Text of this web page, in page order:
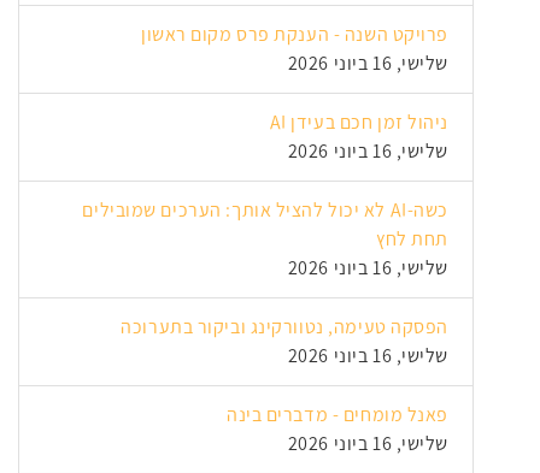
פרויקט השנה - הענקת פרס מקום ראשון
שלישי, 16 ביוני 2026
ניהול זמן חכם בעידן AI
שלישי, 16 ביוני 2026
כשה-AI לא יכול להציל אותך: הערכים שמובילים
תחת לחץ
שלישי, 16 ביוני 2026
הפסקה טעימה, נטוורקינג וביקור בתערוכה
שלישי, 16 ביוני 2026
פאנל מומחים - מדברים בינה
שלישי, 16 ביוני 2026